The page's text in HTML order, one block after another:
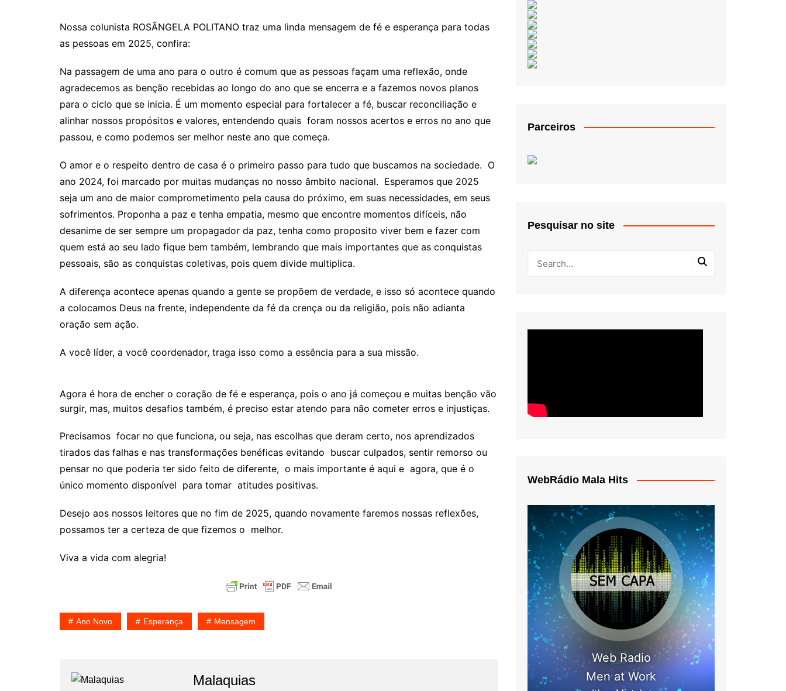
Nossa colunista ROSÂNGELA POLITANO traz uma linda mensagem de fé e esperança para todas
as pessoas em 2025, confira:
Na passagem de uma ano para o outro é comum que as pessoas façam uma reflexão, onde
agradecemos as benção recebidas ao longo do ano que se encerra e a fazemos novos planos
para o ciclo que se inicia. É um momento especial para fortalecer a fé, buscar reconciliação e
alinhar nossos propósitos e valores, entendendo quais foram nossos acertos e erros no ano que
passou, e como podemos ser melhor neste ano que começa.
O amor e o respeito dentro de casa é o primeiro passo para tudo que buscamos na sociedade. O
ano 2024, foi marcado por muitas mudanças no nosso âmbito nacional. Esperamos que 2025
seja um ano de maior comprometimento pela causa do próximo, em suas necessidades, em seus
sofrimentos. Proponha a paz e tenha empatia, mesmo que encontre momentos difíceis, não
desanime de ser sempre um propagador da paz, tenha como proposito viver bem e fazer com
quem está ao seu lado fique bem também, lembrando que mais importantes que as conquistas
pessoais, são as conquistas coletivas, pois quem divide multiplica.
A diferença acontece apenas quando a gente se propõem de verdade, e isso só acontece quando
a colocamos Deus na frente, independente da fé da crença ou da religião, pois não adianta
oração sem ação.
A você líder, a você coordenador, traga isso como a essência para a sua missão.
Agora é hora de encher o coração de fé e esperança, pois o ano já começou e muitas benção vão
surgir, mas, muitos desafios também, é preciso estar atendo para não cometer erros e injustiças.
Precisamos focar no que funciona, ou seja, nas escolhas que deram certo, nos aprendizados
tirados das falhas e nas transformações benéficas evitando buscar culpados, sentir remorso ou
pensar no que poderia ter sido feito de diferente, o mais importante é aqui e agora, que é o
único momento disponível para tomar atitudes positivas.
Desejo aos nossos leitores que no fim de 2025, quando novamente faremos nossas reflexões,
possamos ter a certeza de que fizemos o melhor.
Viva a vida com alegria!
Ano Novo Esperança Mensagem
Malaquias
Parceiros
Pesquisar no site
WebRádio Mala Hits